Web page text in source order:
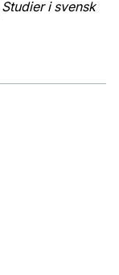
Studier i svensk